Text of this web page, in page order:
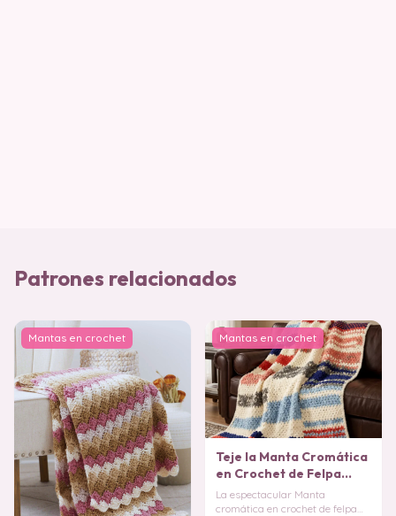
Patrones relacionados
Mantas en crochet Mantas en crochet
Teje la Manta Cromática
en Crochet de Felpa
(Patrón Gratis)
La espectacular Manta
cromática en crochet de felpa